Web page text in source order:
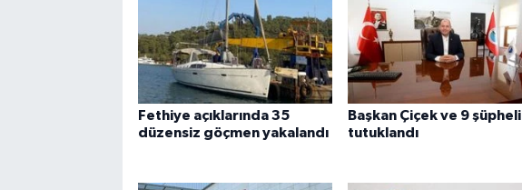
Fethiye açıklarında 35
düzensiz göçmen yakalandı
Başkan Çiçek ve 9 şüpheli
tutuklandı